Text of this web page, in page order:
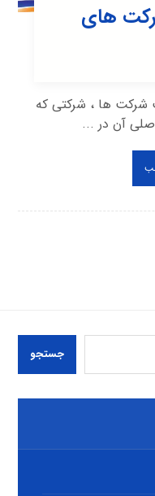
های
۱ قانون ثبت شرکت ها ، شرکتی که
آن در ...
جستجو